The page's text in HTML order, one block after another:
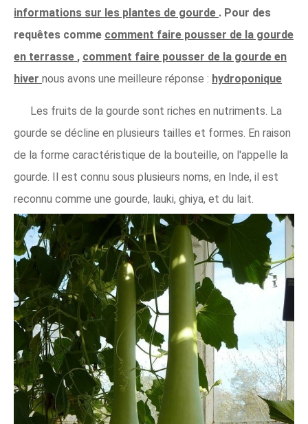
informations sur les plantes de gourde . Pour des
requêtes comme comment faire pousser de la gourde
en terrasse , comment faire pousser de la gourde en
hiver nous avons une meilleure réponse : hydroponique
Les fruits de la gourde sont riches en nutriments. La
gourde se décline en plusieurs tailles et formes. En raison
de la forme caractéristique de la bouteille, on l'appelle la
gourde. Il est connu sous plusieurs noms, en Inde, il est
reconnu comme une gourde, lauki, ghiya, et du lait.